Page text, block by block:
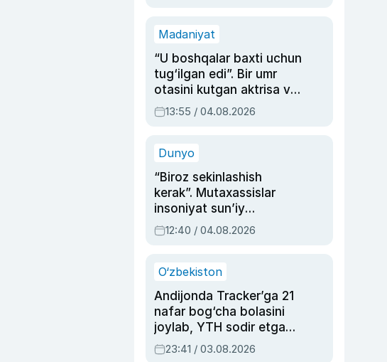
Madaniyat
“U boshqalar baxti uchun
tug‘ilgan edi”. Bir umr
otasini kutgan aktrisa va
dublyaj ustasi Rimma
Ahmedovaning
13:55 / 04.08.2026
Dunyo
“Biroz sekinlashish
kerak”. Mutaxassislar
insoniyat sun’iy
intellektni boshqara
olmay qolishidan xavotir
12:40 / 04.08.2026
O‘zbekiston
Andijonda Tracker’ga 21
nafar bog‘cha bolasini
joylab, YTH sodir etgan
ayolga sud hukmi o‘qildi
23:41 / 03.08.2026